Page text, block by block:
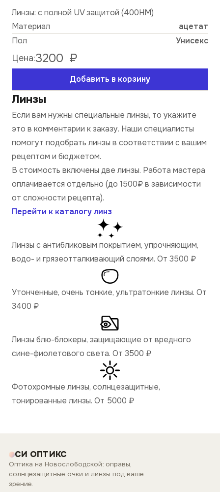
Линзы: с полной UV защитой (400HM)
Материал
ацетат
Пол
Унисекс
Цена:3200 ₽
Добавить в корзину
Линзы
Если вам нужны специальные линзы, то укажите
это в комментарии к заказу. Наши специалисты
помогут подобрать линзы в соответствии с вашим
рецептом и бюджетом.
В стоимость включены две линзы. Работа мастера
оплачивается отдельно (до 1500₽ в зависимости
от сложности рецепта).
Перейти к каталогу линз
Линзы с антибликовым покрытием, упрочняющим,
водо- и грязеотталкивающий слоями. От 3500 ₽
Утонченные, очень тонкие, ультратонкие линзы. От
3400 ₽
Линзы блю-блокеры, защищающие от вредного
сине-фиолетового света. От 3500 ₽
Фотохромные линзы, солнцезащитные,
тонированные линзы. От 5000 ₽
СИ ОПТИКС
Оптика на Новослободской: оправы,
солнцезащитные очки и линзы под ваше
зрение.